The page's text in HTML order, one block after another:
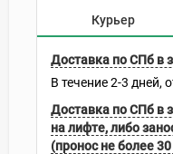
Курьер
Доставка по СПб в
В течение2-3 дней
Доставка по СПб в
на лифте, либо
(пронос не более